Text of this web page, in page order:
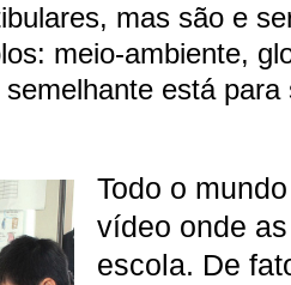
mas são e
meio-ambiente,
está
Todo o
vídeo onde
escola. De